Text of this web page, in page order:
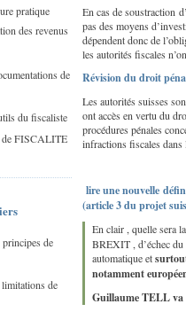
pratique
des revenus
de
du fiscaliste
de FISCALITE
de
de
En cas de soustraction
pas des moyens
dépendent donc de
les autorités fiscales
Révision du droit
Les autorités suisses
ont accès en vertu du
procédures pénales
infractions fiscales dans
lire une nouvelle
(article 3 du projet
En clair , quelle sera la
BREXIT , d’échec
automatique et
notamment
Guillaume TELL va